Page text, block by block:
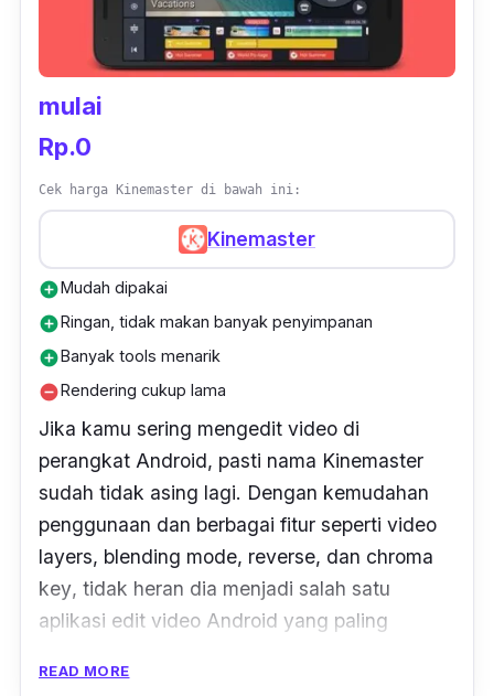
gratis untuk pengguna Mac dan iOS. Meski
diperuntukkan khusus untuk Mac, tapi iMovie
dapat menerima file
mulai
Rp.0
Cek harga Kinemaster di bawah ini:
Kinemaster
add_circleMudah dipakai
add_circleRingan, tidak makan banyak penyimpanan
add_circleBanyak tools menarik
remove_circleRendering cukup lama
Jika kamu sering mengedit video di
perangkat Android, pasti nama Kinemaster
sudah tidak asing lagi. Dengan kemudahan
penggunaan dan berbagai fitur seperti video
layers, blending mode, reverse, dan chroma
key, tidak heran dia menjadi salah satu
aplikasi edit video Android yang paling
READ MORE